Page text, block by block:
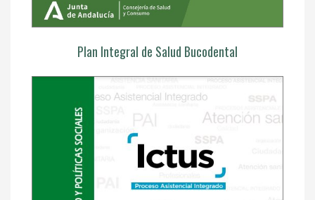
Plan Integral de Salud Bucodental